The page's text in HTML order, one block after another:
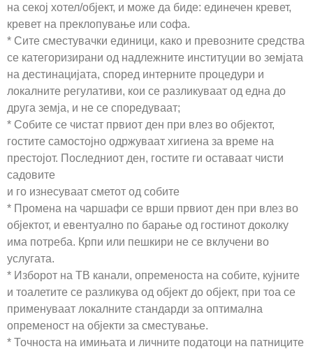
на секој хотел/објект, и може да биде: единечен кревет,
кревет на преклопување или софа.
* Сите сместувачки единици, како и превозните средства
се категоризирани од надлежните институции во земјата
на дестинацијата, според интерните процедури и
локалните регулативи, кои се разликуваат од една до
друга земја, и не се споредуваат;
* Собите се чистат првиот ден при влез во објектот,
гостите самостојно одржуваат хигиена за време на
престојот. Последниот ден, гостите ги оставаат чисти
садовите
и го изнесуваат сметот од собите
* Промена на чаршафи се врши првиот ден при влез во
објектот, и евентуално по барање од гостинот доколку
има потреба. Крпи или пешкири не се вклучени во
услугата.
* Изборот на ТВ канали, опременоста на собите, кујните
и тоалетите се разликува од објект до објект, при тоа се
применуваат локалните стандарди за оптимална
опременост на објекти за сместување.
* Точноста на имињата и личните податоци на патниците